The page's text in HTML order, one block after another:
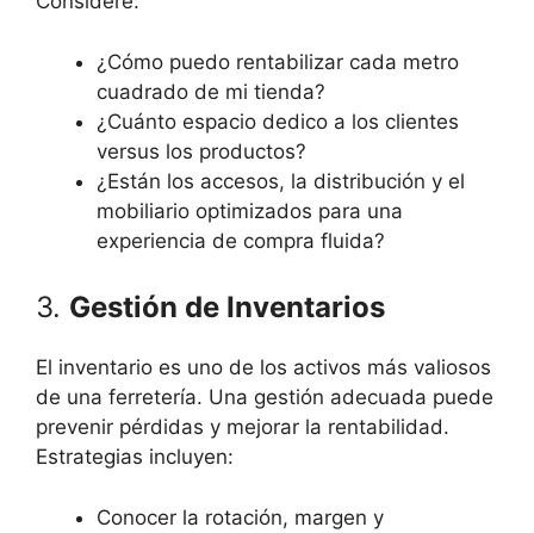
¿Cómo puedo rentabilizar cada metro
cuadrado de mi tienda?
¿Cuánto espacio dedico a los clientes
versus los productos?
¿Están los accesos, la distribución y el
mobiliario optimizados para una
experiencia de compra fluida?
3. Gestión de Inventarios
El inventario es uno de los activos más valiosos
de una ferretería. Una gestión adecuada puede
prevenir pérdidas y mejorar la rentabilidad.
Estrategias incluyen:
Conocer la rotación, margen y